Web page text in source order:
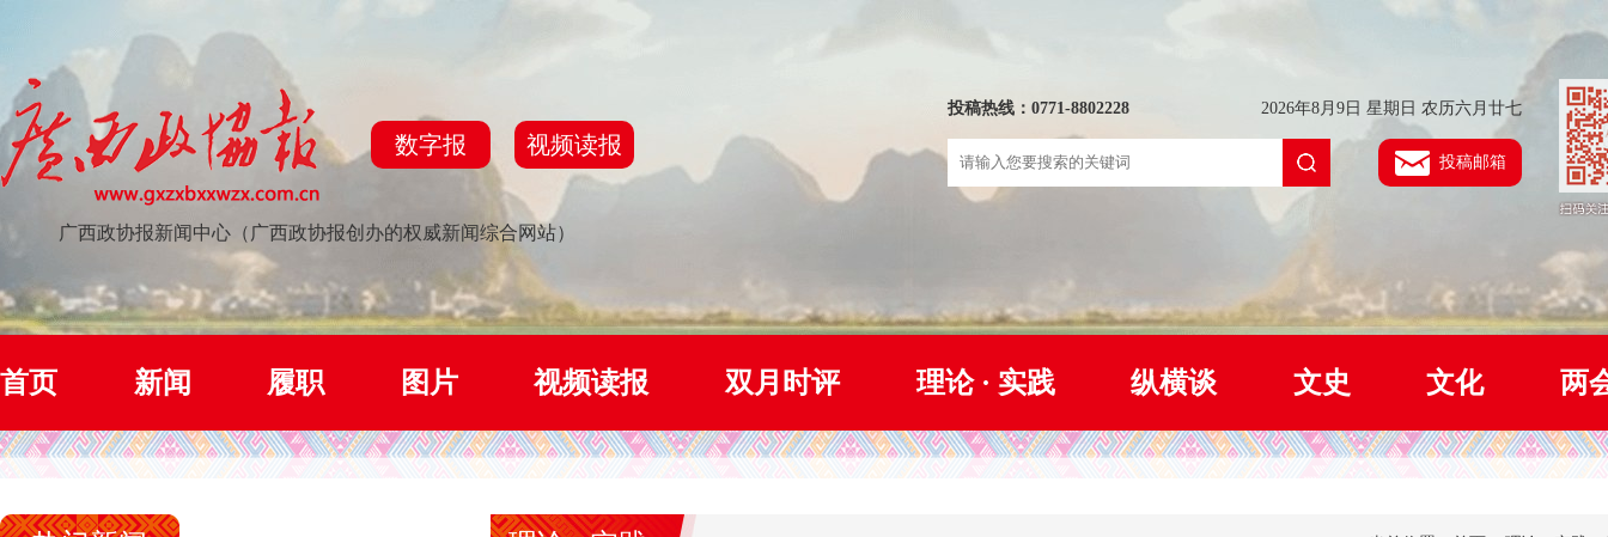
数字报 视频读报
广西政协报新闻中心（广西政协报创办的权威新闻综合网站）
投稿热线：0771-8802228 2026年8月9日 星期日 农历六月廿七
投稿邮箱
首页 新闻 履职 图片 视频读报 双月时评 理论 · 实践 纵横谈 文史 文化 两